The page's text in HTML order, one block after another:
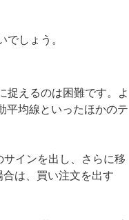
しょう。
捉えるのは困難です。よ
平均線といったほかのテ
インを出し、さらに移
は、買い注文を出す